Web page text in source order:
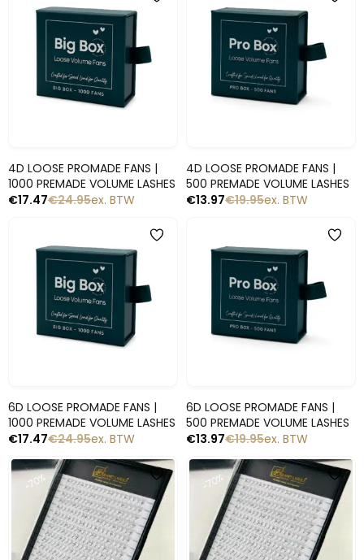
-30%
4D LOOSE PROMADE FANS |
1000 PREMADE VOLUME LASHES
€24.95
€17.47 ex. BTW
-30%
4D LOOSE PROMADE FANS |
500 PREMADE VOLUME LASHES
€19.95
€13.97 ex. BTW
-30%
6D LOOSE PROMADE FANS |
1000 PREMADE VOLUME LASHES
€24.95
€17.47 ex. BTW
-30%
6D LOOSE PROMADE FANS |
500 PREMADE VOLUME LASHES
€19.95
€13.97 ex. BTW
-70% -70%